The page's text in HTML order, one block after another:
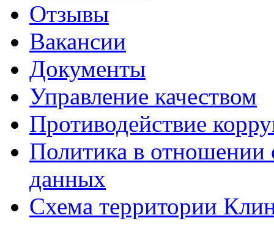
Отзывы
Вакансии
Документы
Управление качеством
Противодействие
Политика в отношении
данных
Схема территории